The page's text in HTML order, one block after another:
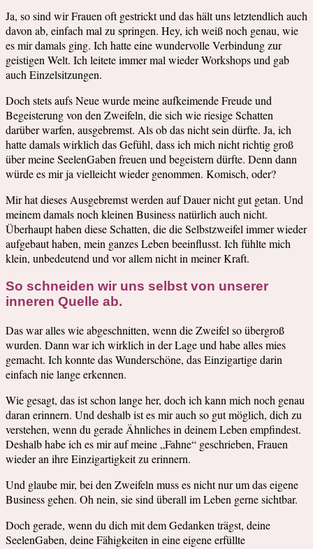
Ja, so sind wir Frauen oft gestrickt und das hält uns letztendlich auch
davon ab, einfach mal zu springen. Hey, ich weiß noch genau, wie
es mir damals ging. Ich hatte eine wundervolle Verbindung zur
geistigen Welt. Ich leitete immer mal wieder Workshops und gab
auch Einzelsitzungen.
Doch stets aufs Neue wurde meine aufkeimende Freude und
Begeisterung von den Zweifeln, die sich wie riesige Schatten
darüber warfen, ausgebremst. Als ob das nicht sein dürfte. Ja, ich
hatte damals wirklich das Gefühl, dass ich mich nicht richtig groß
über meine SeelenGaben freuen und begeistern dürfte. Denn dann
würde es mir ja vielleicht wieder genommen. Komisch, oder?
Mir hat dieses Ausgebremst werden auf Dauer nicht gut getan. Und
meinem damals noch kleinen Business natürlich auch nicht.
Überhaupt haben diese Schatten, die die Selbstzweifel immer wieder
aufgebaut haben, mein ganzes Leben beeinflusst. Ich fühlte mich
klein, unbedeutend und vor allem nicht in meiner Kraft.
So schneiden wir uns selbst von unserer
inneren Quelle ab.
Das war alles wie abgeschnitten, wenn die Zweifel so übergroß
wurden. Dann war ich wirklich in der Lage und habe alles mies
gemacht. Ich konnte das Wunderschöne, das Einzigartige darin
einfach nie lange erkennen.
Wie gesagt, das ist schon lange her, doch ich kann mich noch genau
daran erinnern. Und deshalb ist es mir auch so gut möglich, dich zu
verstehen, wenn du gerade Ähnliches in deinem Leben empfindest.
Deshalb habe ich es mir auf meine „Fahne“ geschrieben, Frauen
wieder an ihre Einzigartigkeit zu erinnern.
Und glaube mir, bei den Zweifeln muss es nicht nur um das eigene
Business gehen. Oh nein, sie sind überall im Leben gerne sichtbar.
Doch gerade, wenn du dich mit dem Gedanken trägst, deine
SeelenGaben, deine Fähigkeiten in eine eigene erfüllte